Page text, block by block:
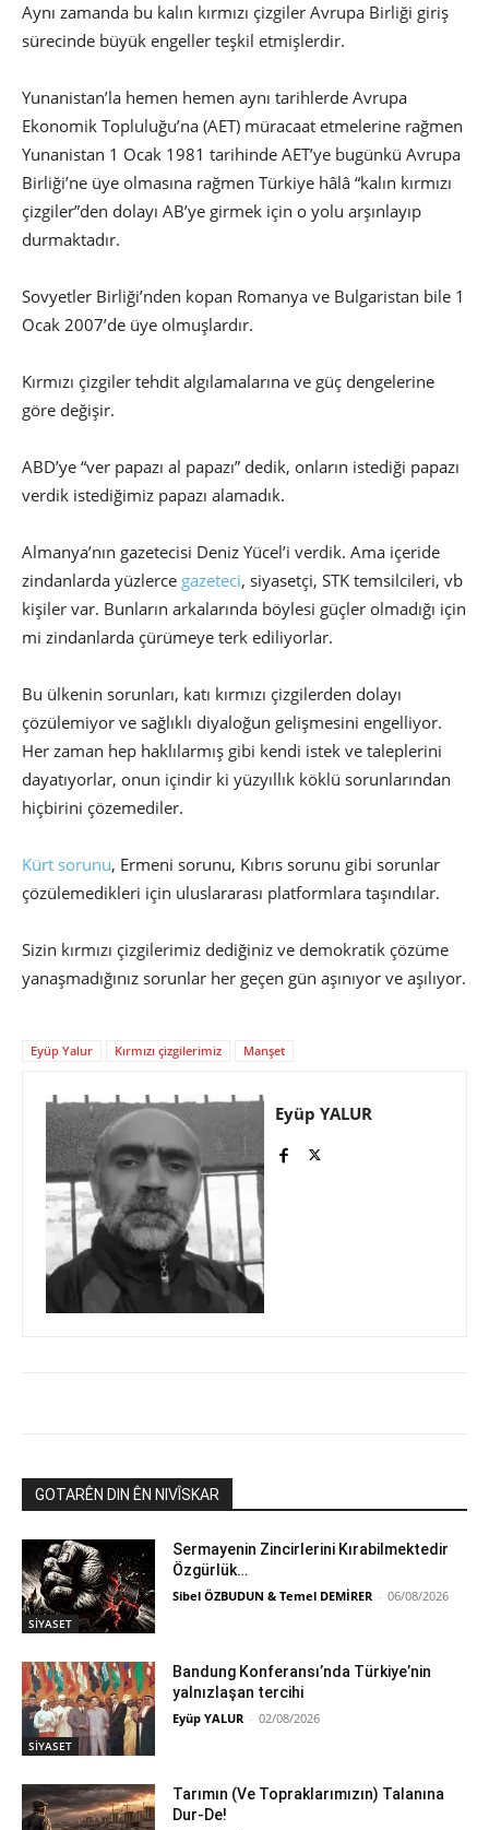
Aynı zamanda bu kalın kırmızı çizgiler Avrupa Birliği giriş
sürecinde büyük engeller teşkil etmişlerdir.
Yunanistan’la hemen hemen aynı tarihlerde Avrupa
Ekonomik Topluluğu’na (AET) müracaat etmelerine rağmen
Yunanistan 1 Ocak 1981 tarihinde AET’ye bugünkü Avrupa
Birliği’ne üye olmasına rağmen Türkiye hâlâ “kalın kırmızı
çizgiler”den dolayı AB’ye girmek için o yolu arşınlayıp
durmaktadır.
Sovyetler Birliği’nden kopan Romanya ve Bulgaristan bile 1
Ocak 2007’de üye olmuşlardır.
Kırmızı çizgiler tehdit algılamalarına ve güç dengelerine
göre değişir.
ABD’ye “ver papazı al papazı” dedik, onların istediği papazı
verdik istediğimiz papazı alamadık.
Almanya’nın gazetecisi Deniz Yücel’i verdik. Ama içeride
zindanlarda yüzlerce gazeteci, siyasetçi, STK temsilcileri, vb
kişiler var. Bunların arkalarında böylesi güçler olmadığı için
mi zindanlarda çürümeye terk ediliyorlar.
Bu ülkenin sorunları, katı kırmızı çizgilerden dolayı
çözülemiyor ve sağlıklı diyaloğun gelişmesini engelliyor.
Her zaman hep haklılarmış gibi kendi istek ve taleplerini
dayatıyorlar, onun içindir ki yüzyıllık köklü sorunlarından
hiçbirini çözemediler.
Kürt sorunu, Ermeni sorunu, Kıbrıs sorunu gibi sorunlar
çözülemedikleri için uluslararası platformlara taşındılar.
Sizin kırmızı çizgilerimiz dediğiniz ve demokratik çözüme
yanaşmadığınız sorunlar her geçen gün aşınıyor ve aşılıyor.
Eyüp Yalur Kırmızı çizgilerimiz Manşet
Eyüp YALUR
GOTARÊN DIN ÊN NIVÎSKAR
SİYASET
Sermayenin Zincirlerini Kırabilmektedir
Özgürlük…
Sibel ÖZBUDUN & Temel DEMİRER - 06/08/2026
SİYASET
Bandung Konferansı’nda Türkiye’nin
yalnızlaşan tercihi
Eyüp YALUR - 02/08/2026
Tarımın (Ve Topraklarımızın) Talanına
Dur-De!